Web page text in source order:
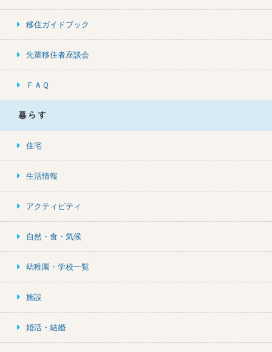
移住ガイドブック
先輩移住者座談会
ＦＡＱ
暮らす
住宅
生活情報
アクティビティ
自然・食・気候
幼稚園・学校一覧
施設
婚活・結婚